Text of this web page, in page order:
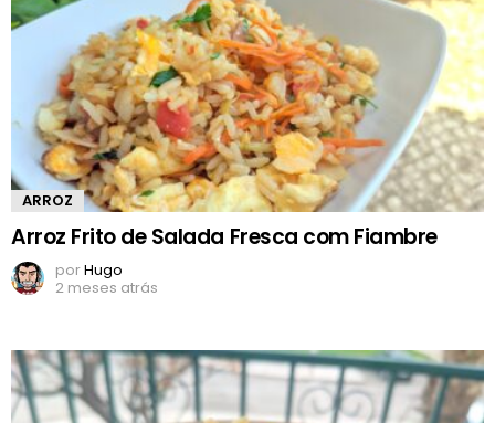
ARROZ
Arroz Frito de Salada Fresca com Fiambre
porHugo
2 meses atrás